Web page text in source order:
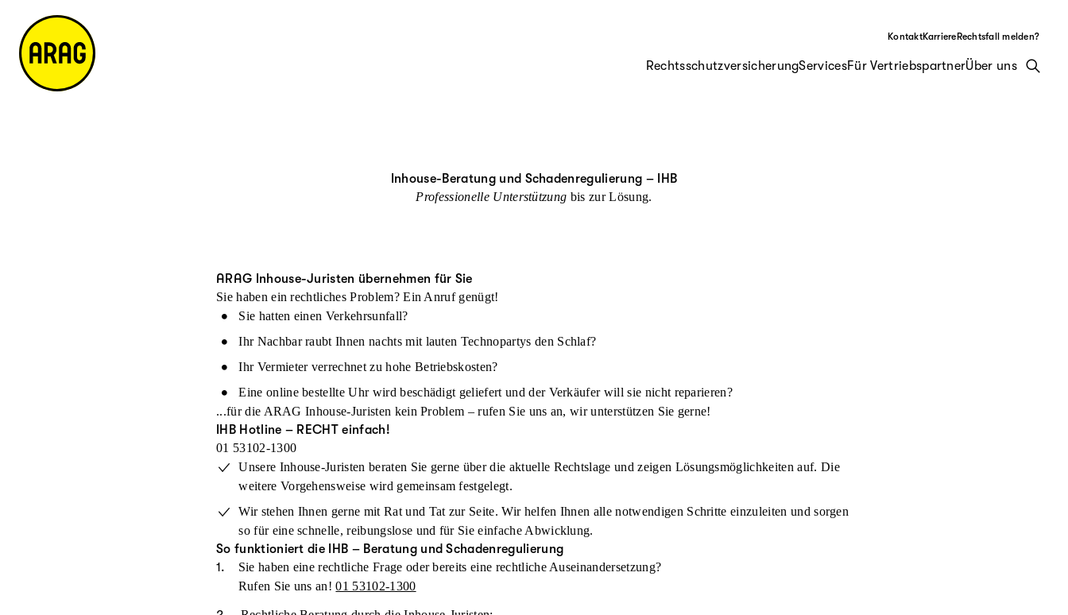
ts
ei
te
m
a
p
RechtsschutzversicherungServicesFür VertriebspartnerÜber uns
KontaktKarriereRechtsfall melden?
Inhouse-Beratung und Schadenregulierung – IHB
Professionelle Unterstützung bis zur Lösung.
ARAG Inhouse-Juristen übernehmen für Sie
Sie haben ein rechtliches Problem? Ein Anruf genügt!
Sie hatten einen Verkehrsunfall?
Ihr Nachbar raubt Ihnen nachts mit lauten Technopartys den Schlaf?
Ihr Vermieter verrechnet zu hohe Betriebskosten?
Eine online bestellte Uhr wird beschädigt geliefert und der Verkäufer will sie nicht reparieren?
...für die ARAG Inhouse-Juristen kein Problem – rufen Sie uns an, wir unterstützen Sie gerne!
IHB Hotline – RECHT einfach!
01 53102-1300
Unsere Inhouse-Juristen beraten Sie gerne über die aktuelle Rechtslage und zeigen Lösungsmöglichkeiten auf. Die
weitere Vorgehensweise wird gemeinsam festgelegt.
Wir stehen Ihnen gerne mit Rat und Tat zur Seite. Wir helfen Ihnen alle notwendigen Schritte einzuleiten und sorgen
so für eine schnelle, reibungslose und für Sie einfache Abwicklung.
So funktioniert die IHB – Beratung und Schadenregulierung
Sie haben eine rechtliche Frage oder bereits eine rechtliche Auseinandersetzung?
Rufen Sie uns an!01 53102-1300